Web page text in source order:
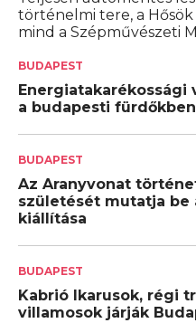
történelmi tere, a
mind a Szépművészeti
BUDAPEST
a budapesti fürdőkben
BUDAPEST
Az Aranyvonat
születését mutatja be
kiállítása
BUDAPEST
Kabrió Ikarusok, régi
villamosok járják